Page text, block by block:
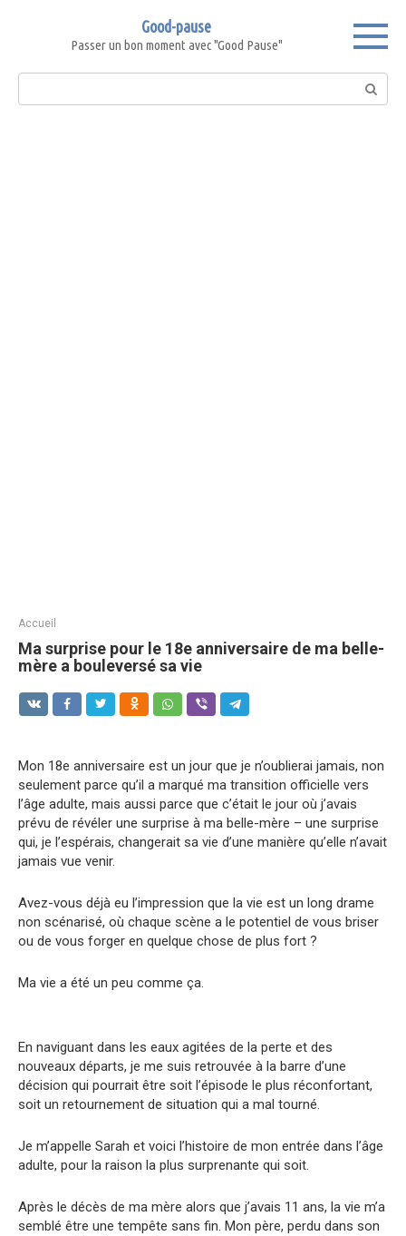
Good-pause
Passer un bon moment avec "Good Pause"
Search:
Accueil
Ma surprise pour le 18e anniversaire de ma belle-
mère a bouleversé sa vie
Mon 18e anniversaire est un jour que je n’oublierai jamais, non
seulement parce qu’il a marqué ma transition officielle vers
l’âge adulte, mais aussi parce que c’était le jour où j’avais
prévu de révéler une surprise à ma belle-mère – une surprise
qui, je l’espérais, changerait sa vie d’une manière qu’elle n’avait
jamais vue venir.
Avez-vous déjà eu l’impression que la vie est un long drame
non scénarisé, où chaque scène a le potentiel de vous briser
ou de vous forger en quelque chose de plus fort ?
Ma vie a été un peu comme ça.
En naviguant dans les eaux agitées de la perte et des
nouveaux départs, je me suis retrouvée à la barre d’une
décision qui pourrait être soit l’épisode le plus réconfortant,
soit un retournement de situation qui a mal tourné.
Je m’appelle Sarah et voici l’histoire de mon entrée dans l’âge
adulte, pour la raison la plus surprenante qui soit.
Après le décès de ma mère alors que j’avais 11 ans, la vie m’a
semblé être une tempête sans fin. Mon père, perdu dans son